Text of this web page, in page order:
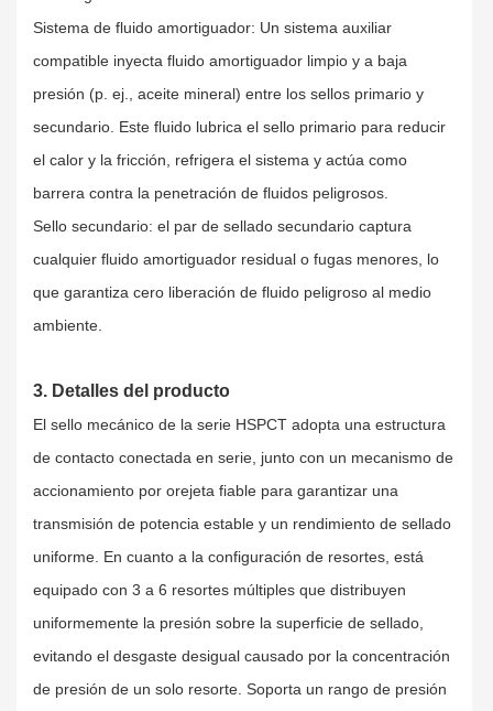
Sistema de fluido amortiguador: Un sistema auxiliar
compatible inyecta fluido amortiguador limpio y a baja
presión (p. ej., aceite mineral) entre los sellos primario y
secundario. Este fluido lubrica el sello primario para reducir
el calor y la fricción, refrigera el sistema y actúa como
barrera contra la penetración de fluidos peligrosos.
Sello secundario: el par de sellado secundario captura
cualquier fluido amortiguador residual o fugas menores, lo
que garantiza cero liberación de fluido peligroso al medio
ambiente.
3. Detalles del producto
El sello mecánico de la serie HSPCT adopta una estructura
de contacto conectada en serie, junto con un mecanismo de
accionamiento por orejeta fiable para garantizar una
transmisión de potencia estable y un rendimiento de sellado
uniforme. En cuanto a la configuración de resortes, está
equipado con 3 a 6 resortes múltiples que distribuyen
uniformemente la presión sobre la superficie de sellado,
evitando el desgaste desigual causado por la concentración
de presión de un solo resorte. Soporta un rango de presión